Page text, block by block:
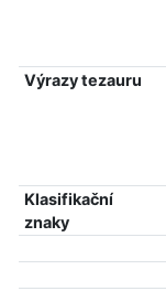
Výrazy tezauru
Klasifikační
znaky